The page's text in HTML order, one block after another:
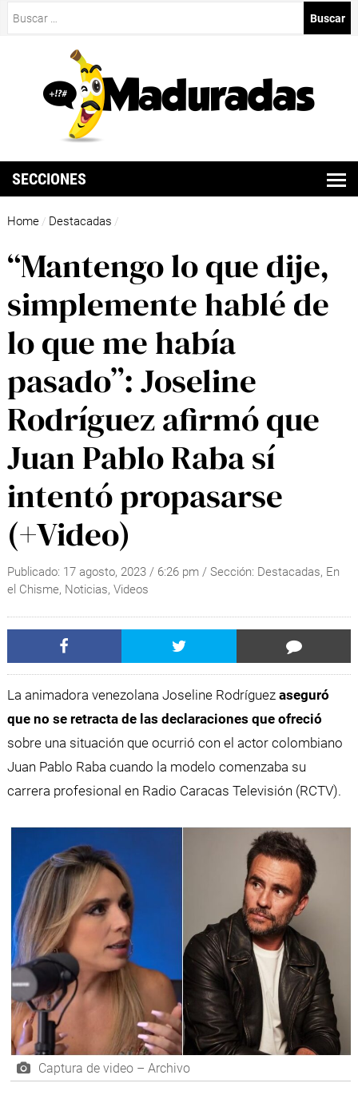
SECCIONES
Home / Destacadas /
“Mantengo lo que dije,
simplemente hablé de
lo que me había
pasado”: Joseline
Rodríguez afirmó que
Juan Pablo Raba sí
intentó propasarse
(+Video)
Publicado: 17 agosto, 2023/ 6:26 pm / Sección: Destacadas, En
el Chisme, Noticias, Videos
La animadora venezolana Joseline Rodríguezaseguró
que no se retracta de las declaraciones que ofreció
sobre una situación que ocurrió con el actor colombiano
Juan Pablo Raba cuando la modelo comenzaba su
carrera profesional en Radio Caracas Televisión (RCTV).
Captura de video – Archivo